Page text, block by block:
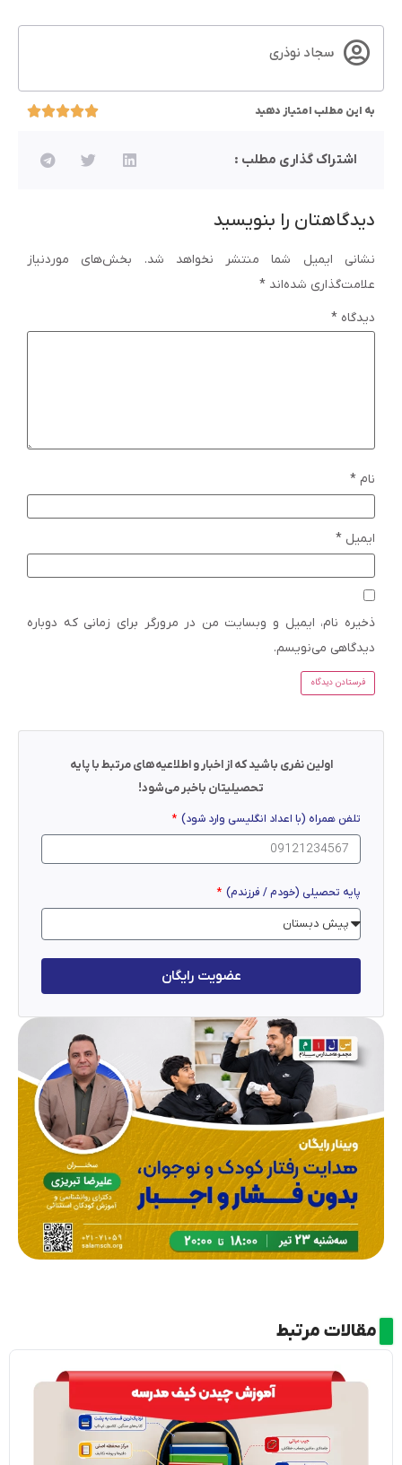
سجاد نوذری
به این مطلب امتیاز دهید
اشتراک گذاری مطلب :
دیدگاهتان را بنویسید
نشانی ایمیل شما منتشر نخواهد شد.
بخش‌های موردنیاز
علامت‌گذاری شده‌اند *
دیدگاه *
نام *
ایمیل *
ذخیره نام، ایمیل و وبسایت من در مرورگر برای زمانی که دوباره
دیدگاهی می‌نویسم.
اولین نفری باشید که از اخبار و اطلاعیه‌های مرتبط با پایه
تحصیلیتان باخبر می‌شود!
تلفن همراه (با اعداد انگلیسی وارد شود)
پایه تحصیلی (خودم / فرزندم)
عضویت رایگان
مقالات مرتبط